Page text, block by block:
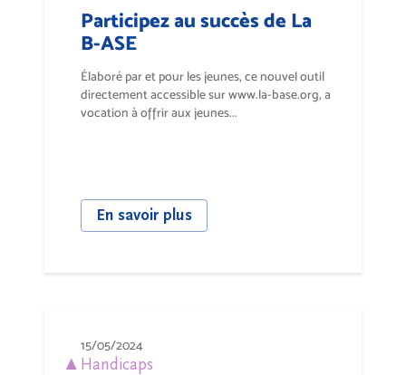
Participez au succès de La
B-ASE
Élaboré par et pour les jeunes, ce nouvel outil
directement accessible sur www.la-base.org, a
vocation à offrir aux jeunes...
En savoir plus
15/05/2024
Handicaps